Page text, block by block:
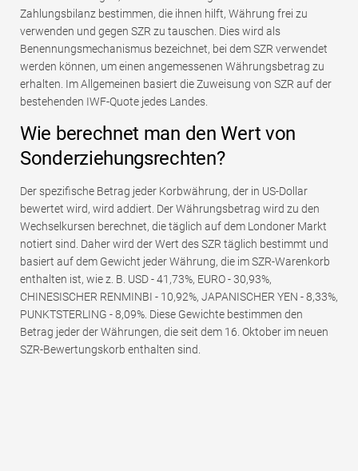
Zahlungsbilanz bestimmen, die ihnen hilft, Währung frei zu
verwenden und gegen SZR zu tauschen. Dies wird als
Benennungsmechanismus bezeichnet, bei dem SZR verwendet
werden können, um einen angemessenen Währungsbetrag zu
erhalten. Im Allgemeinen basiert die Zuweisung von SZR auf der
bestehenden IWF-Quote jedes Landes.
Wie berechnet man den Wert von
Sonderziehungsrechten?
Der spezifische Betrag jeder Korbwährung, der in US-Dollar
bewertet wird, wird addiert. Der Währungsbetrag wird zu den
Wechselkursen berechnet, die täglich auf dem Londoner Markt
notiert sind. Daher wird der Wert des SZR täglich bestimmt und
basiert auf dem Gewicht jeder Währung, die im SZR-Warenkorb
enthalten ist, wie z. B. USD - 41,73%, EURO - 30,93%,
CHINESISCHER RENMINBI - 10,92%, JAPANISCHER YEN - 8,33%,
PUNKTSTERLING - 8,09%. Diese Gewichte bestimmen den
Betrag jeder der Währungen, die seit dem 16. Oktober im neuen
SZR-Bewertungskorb enthalten sind.